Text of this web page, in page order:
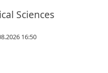
Sciences
16:50